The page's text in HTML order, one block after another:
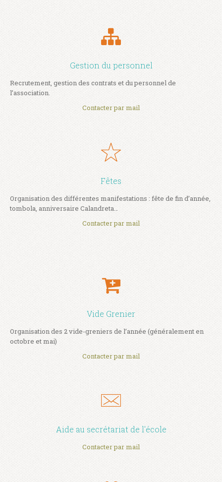
Gestion du personnel
Recrutement, gestion des contrats et du personnel de
l’association.
Contacter par mail
Fêtes
Organisation des différentes manifestations : fête de fin d’année,
tombola, anniversaire Calandreta…
Contacter par mail
Vide Grenier
Organisation des 2 vide-greniers de l’année (généralement en
octobre et mai)
Contacter par mail
Aide au secrétariat de l'école
Contacter par mail